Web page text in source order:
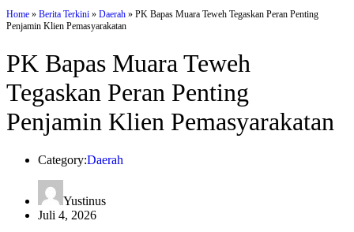
Home » Berita Terkini » Daerah » PK Bapas Muara Teweh Tegaskan Peran Penting
Penjamin Klien Pemasyarakatan
PK Bapas Muara Teweh
Tegaskan Peran Penting
Penjamin Klien Pemasyarakatan
Category:Daerah
Yustinus
Juli 4, 2026